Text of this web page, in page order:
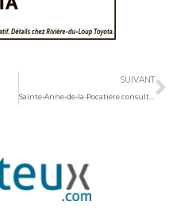
SUIVANT
Sainte-Anne-de-la-Pocatière consulte les familles et les aînés